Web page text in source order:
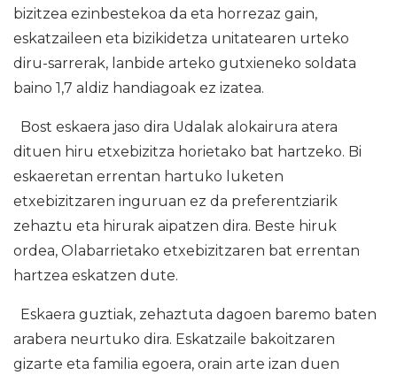
bizitzea ezinbestekoa da eta horrezaz gain,
eskatzaileen eta bizikidetza unitatearen urteko
diru-sarrerak, lanbide arteko gutxieneko soldata
baino 1,7 aldiz handiagoak ez izatea.
Bost eskaera jaso dira Udalak alokairura atera
dituen hiru etxebizitza horietako bat hartzeko. Bi
eskaeretan errentan hartuko luketen
etxebizitzaren inguruan ez da preferentziarik
zehaztu eta hirurak aipatzen dira. Beste hiruk
ordea, Olabarrietako etxebizitzaren bat errentan
hartzea eskatzen dute.
Eskaera guztiak, zehaztuta dagoen baremo baten
arabera neurtuko dira. Eskatzaile bakoitzaren
gizarte eta familia egoera, orain arte izan duen